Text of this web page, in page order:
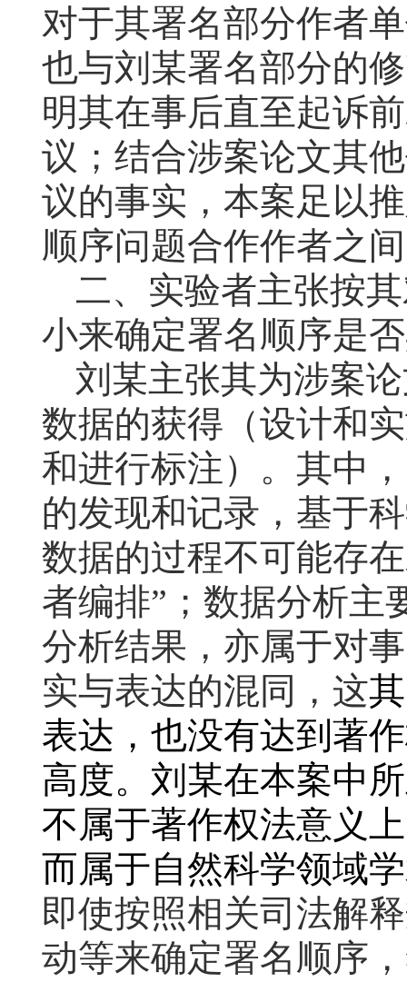
对于其署名部分作者
也与刘某署名部分的
明其在事后直至起诉
议；结合涉案论文其
议的事实，本案足以
顺序问题合作作者之
二、实验者主张按
小来确定署名顺序是
刘某主张其为涉案
数据的获得（设计和
和进行标注）。其中
的发现和记录，基于
数据的过程不可能存
者编排”；数据分析主
分析结果，亦属于对
实与表达的混同，这
表达，也没有达到著
高度。刘某在本案中
不属于著作权法意义
而属于自然科学领域
即使按照相关司法解
动等来确定署名顺序